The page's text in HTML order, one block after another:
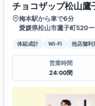
チョコザップ松山鷹
梅本駅から車で6分
愛媛県松山市鷹子町520
体組成計 Wi-Fi 他店舗利
営業時間
24:00間